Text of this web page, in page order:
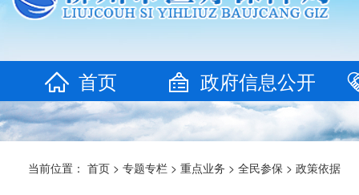
首页 政府信息公开
当前位置： 首页 > 专题专栏 > 重点业务 > 全民参保 > 政策依据